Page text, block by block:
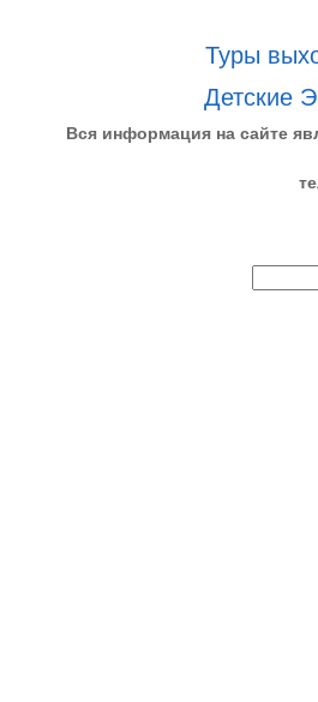
Туры
Детские
Вся информация на сайте